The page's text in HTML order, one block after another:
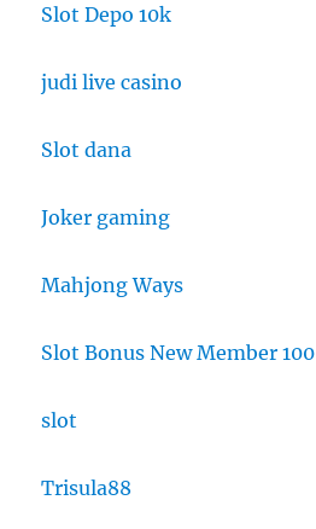
Slot Depo 10k
judi live casino
Slot dana
Joker gaming
Mahjong Ways
Slot Bonus New Member 100
slot
Trisula88